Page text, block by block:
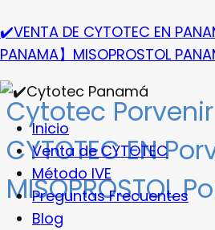
al
contenido
✔️VENTA DE CYTOTEC EN
PANAMA】MISOPROSTOL
MenúInicio
Venta de CYTOTEC
Método IVE
Preguntas Frecuentes
Blog
Cytotec Porvenir
CYTOTEC EN
MISOPROSTOL